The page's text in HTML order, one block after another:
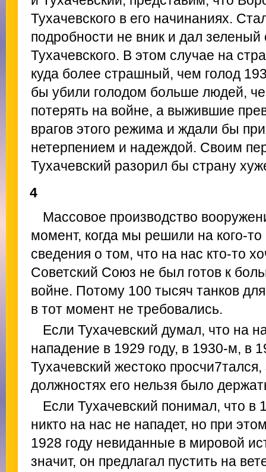
Тухачевского в его начинаниях.
подробности не вник и дал зеленый
Тухачевского. В этом случае на
куда более страшный, чем голод
бы убили голодом больше людей,
потерять на войне, а выжившие
врагов этого режима и ждали бы
нетерпением и надеждой. Своим
Тухачевский разорил бы страну
4
Массовое производство
момент, когда мы решили на кого-
сведения о том, что на нас кто-то
Советский Союз не был готов к
войне. Потому 100 тысяч танков
в тот момент не требовались.
Если Тухачевский думал, что на
нападение в 1929 году, в 1930-м, в
Тухачевский жестоко
должностях его нельзя было
Если Тухачевский понимал, что в
никто на нас не нападет, но при
1928 году невиданные в мировой
значит, он предлагал пустить на